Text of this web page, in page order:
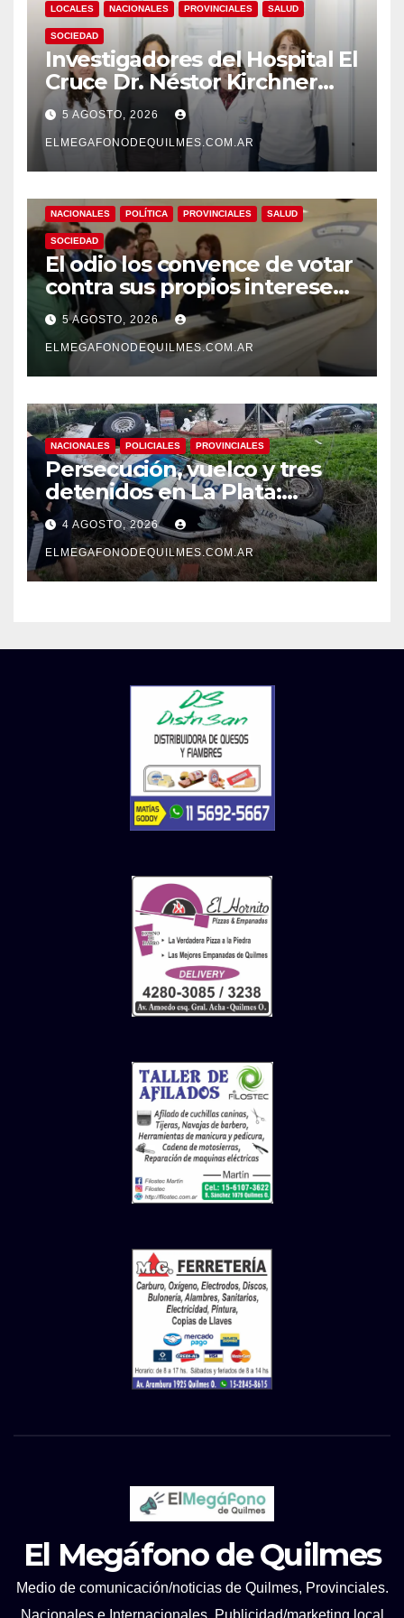
LOCALES NACIONALES PROVINCIALES SALUD
SOCIEDAD
Investigadores del Hospital El
Cruce Dr. Néstor Kirchner
desarrollan un estudio
pionero sobre el
envejecimiento cerebral y las
demencias
5 AGOSTO, 2026
ELMEGAFONODEQUILMES.COM.AR
NACIONALES POLÍTICA PROVINCIALES SALUD
SOCIEDAD
El odio los convence de votar
contra sus propios intereses.
Una Sociedad atrapada en la
grieta
5 AGOSTO, 2026
ELMEGAFONODEQUILMES.COM.AR
NACIONALES POLICIALES PROVINCIALES
Persecución, vuelco y tres
detenidos en La Plata:
recuperaron motos robadas
tras un operativo policial
4 AGOSTO, 2026
ELMEGAFONODEQUILMES.COM.AR
El Megáfono de Quilmes
Medio de comunicación/noticias de Quilmes, Provinciales.
Nacionales e Internacionales. Publicidad/marketing local